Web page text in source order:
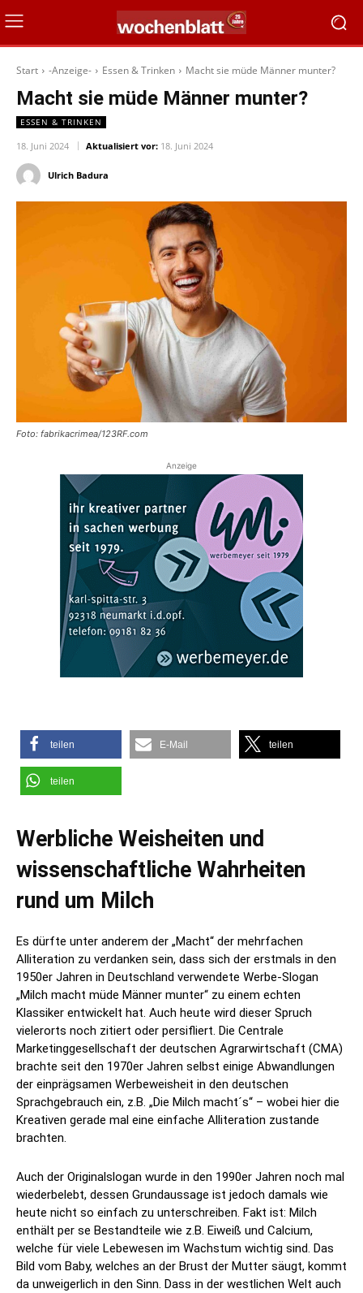
Start -Anzeige- Essen & Trinken Macht sie müde Männer munter?
Macht sie müde Männer munter?
ESSEN & TRINKEN
18. Juni 2024 Aktualisiert vor: 18. Juni 2024
Ulrich Badura
Foto: fabrikacrimea/123RF.com
Anzeige
teilen E-Mail teilen
teilen
Werbliche Weisheiten und
wissenschaftliche Wahrheiten
rund um Milch
Es dürfte unter anderem der „Macht“ der mehrfachen
Alliteration zu verdanken sein, dass sich der erstmals in den
1950er Jahren in Deutschland verwendete Werbe-Slogan
„Milch macht müde Männer munter“ zu einem echten
Klassiker entwickelt hat. Auch heute wird dieser Spruch
vielerorts noch zitiert oder persifliert. Die Centrale
Marketinggesellschaft der deutschen Agrarwirtschaft (CMA)
brachte seit den 1970er Jahren selbst einige Abwandlungen
der einprägsamen Werbeweisheit in den deutschen
Sprachgebrauch ein, z.B. „Die Milch macht´s“ – wobei hier die
Kreativen gerade mal eine einfache Alliteration zustande
brachten.
Auch der Originalslogan wurde in den 1990er Jahren noch mal
wiederbelebt, dessen Grundaussage ist jedoch damals wie
heute nicht so einfach zu unterschreiben. Fakt ist: Milch
enthält per se Bestandteile wie z.B. Eiweiß und Calcium,
welche für viele Lebewesen im Wachstum wichtig sind. Das
Bild vom Baby, welches an der Brust der Mutter säugt, kommt
da unweigerlich in den Sinn. Dass in der westlichen Welt auch